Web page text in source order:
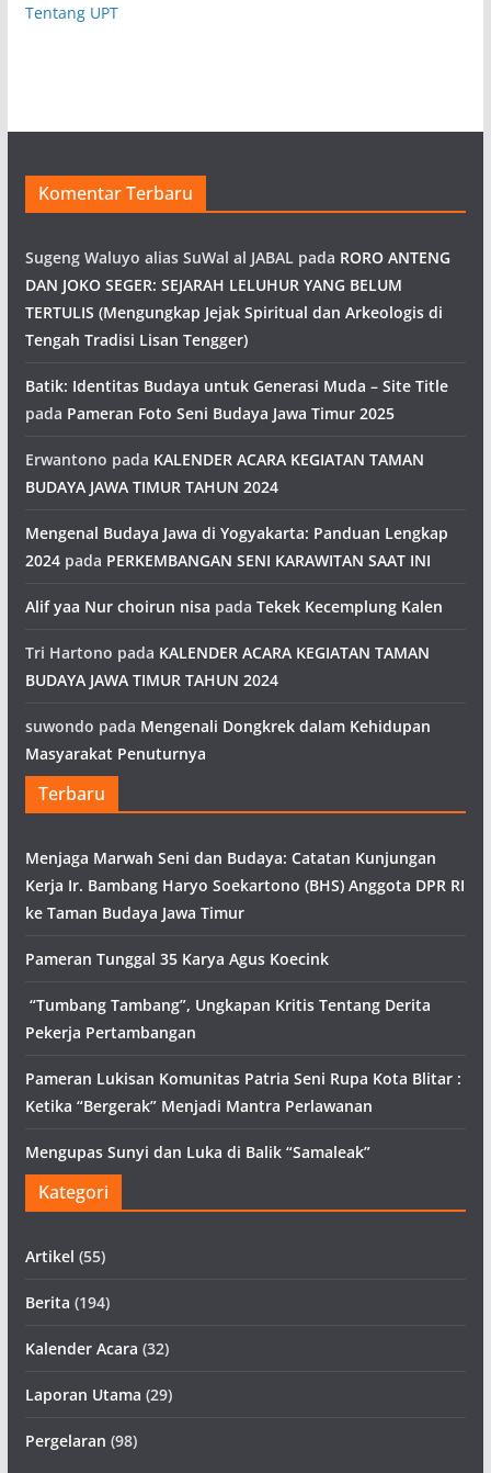
Tentang UPT
Komentar Terbaru
Sugeng Waluyo alias SuWal al JABAL pada RORO ANTENG
DAN JOKO SEGER: SEJARAH LELUHUR YANG BELUM
TERTULIS (Mengungkap Jejak Spiritual dan Arkeologis di
Tengah Tradisi Lisan Tengger)
Batik: Identitas Budaya untuk Generasi Muda – Site Title
pada Pameran Foto Seni Budaya Jawa Timur 2025
Erwantono pada KALENDER ACARA KEGIATAN TAMAN
BUDAYA JAWA TIMUR TAHUN 2024
Mengenal Budaya Jawa di Yogyakarta: Panduan Lengkap
2024pada PERKEMBANGAN SENI KARAWITAN SAAT INI
Alif yaa Nur choirun nisa pada Tekek Kecemplung Kalen
Tri Hartono pada KALENDER ACARA KEGIATAN TAMAN
BUDAYA JAWA TIMUR TAHUN 2024
suwondo pada Mengenali Dongkrek dalam Kehidupan
Masyarakat Penuturnya
Terbaru
Menjaga Marwah Seni dan Budaya: Catatan Kunjungan
Kerja Ir. Bambang Haryo Soekartono (BHS) Anggota DPR RI
ke Taman Budaya Jawa Timur
Pameran Tunggal 35 Karya Agus Koecink
“Tumbang Tambang”, Ungkapan Kritis Tentang Derita
Pekerja Pertambangan
Pameran Lukisan Komunitas Patria Seni Rupa Kota Blitar :
Ketika “Bergerak” Menjadi Mantra Perlawanan
Mengupas Sunyi dan Luka di Balik “Samaleak”
Kategori
Artikel (55)
Berita (194)
Kalender Acara (32)
Laporan Utama (29)
Pergelaran (98)